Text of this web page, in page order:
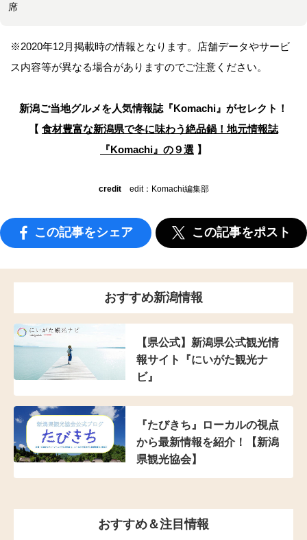
席
※2020年12月掲載時の情報となります。店舗データやサービ
ス内容等が異なる場合がありますのでご注意ください。
新潟ご当地グルメを人気情報誌 『Komachi』がセレクト！
【 食材豊富な新潟県で冬に味わう絶品鍋！地元情報誌
『Komachi』の９選 】
creditedit：Komachi編集部
この記事をシェア この記事をポスト
おすすめ新潟情報
【県公式】新潟県公式観光情
報サイト『にいがた観光ナ
ビ』
『たびきち』ローカルの視点
から最新情報を紹介！【新潟
県観光協会】
おすすめ＆注目情報